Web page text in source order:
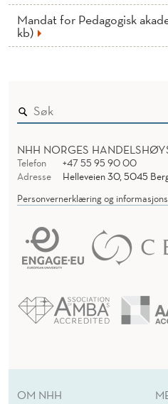
Mandat for Pedagogisk
kb)
NHH NORGES
Telefon
+47 55 95 90 00
Adresse
Helleveien 30, 5045
Personvernerklæring og
OM NHH